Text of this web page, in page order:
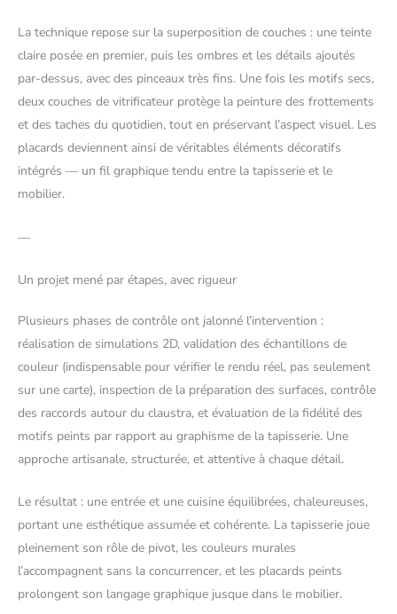
La technique repose sur la superposition de couches : une teinte
claire posée en premier, puis les ombres et les détails ajoutés
par-dessus, avec des pinceaux très fins. Une fois les motifs secs,
deux couches de vitrificateur protège la peinture des frottements
et des taches du quotidien, tout en préservant l’aspect visuel. Les
placards deviennent ainsi de véritables éléments décoratifs
intégrés — un fil graphique tendu entre la tapisserie et le
mobilier.
—
Un projet mené par étapes, avec rigueur
Plusieurs phases de contrôle ont jalonné l’intervention :
réalisation de simulations 2D, validation des échantillons de
couleur (indispensable pour vérifier le rendu réel, pas seulement
sur une carte), inspection de la préparation des surfaces, contrôle
des raccords autour du claustra, et évaluation de la fidélité des
motifs peints par rapport au graphisme de la tapisserie. Une
approche artisanale, structurée, et attentive à chaque détail.
Le résultat : une entrée et une cuisine équilibrées, chaleureuses,
portant une esthétique assumée et cohérente. La tapisserie joue
pleinement son rôle de pivot, les couleurs murales
l’accompagnent sans la concurrencer, et les placards peints
prolongent son langage graphique jusque dans le mobilier.